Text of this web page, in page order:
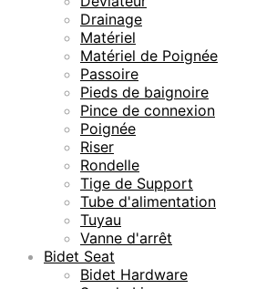
Drainage
Matériel
Matériel de Poignée
Passoire
Pieds de baignoire
Pince de connexion
Poignée
Riser
Rondelle
Tige de Support
Tube d'alimentation
Tuyau
Vanne d'arrêt
Bidet Seat
Bidet Hardware